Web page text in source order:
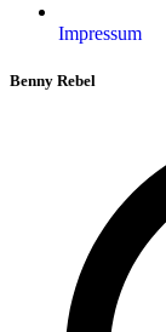
Impressum
Benny Rebel